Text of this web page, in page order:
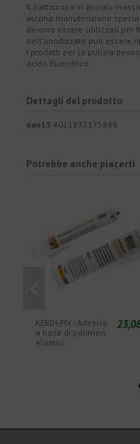
Il battiscopa in acciaio
alcuna manutenzione
devono essere utilizzati per
dell'anodizzato può essere
i prodotti per la pulizia
acido fluoridrico.
Dettagli del prodotto
ean13 4011832175848
Potrebbe anche piacerti
KERDI-FIX - Adesivo
a base di polimeri
elastici